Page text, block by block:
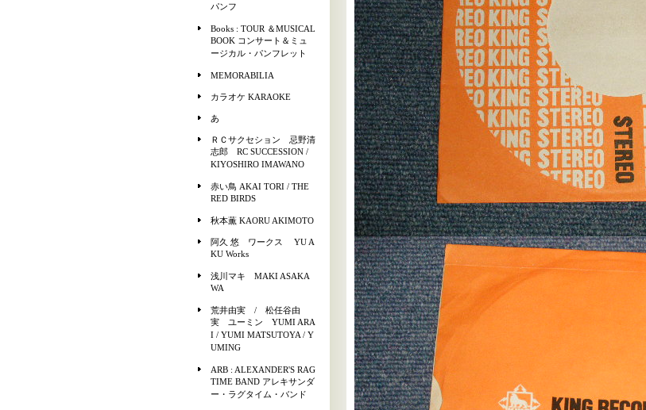
パンフ
Books : TOUR ＆MUSICAL
BOOK コンサート＆ミュ
ージカル・パンフレット
MEMORABILIA
カラオケ KARAOKE
あ
ＲＣサクセション 忌野清
志郎 RC SUCCESSION /
KIYOSHIRO IMAWANO
赤い鳥 AKAI TORI / THE
RED BIRDS
秋本薫 KAORU AKIMOTO
阿久 悠 ワークス YU A
KU Works
浅川マキ MAKI ASAKA
WA
荒井由実 / 松任谷由
実 ユーミン YUMI ARA
I / YUMI MATSUTOYA / Y
UMING
ARB : ALEXANDER'S RAG
TIME BAND アレキサンダ
ー・ラグタイム・バンド